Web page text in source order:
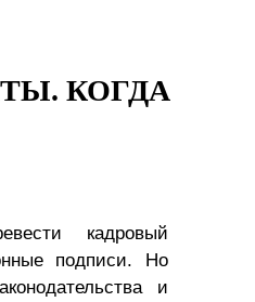
инфопортал
экспертов
КОГДА
кадровый
подписи. Но
и